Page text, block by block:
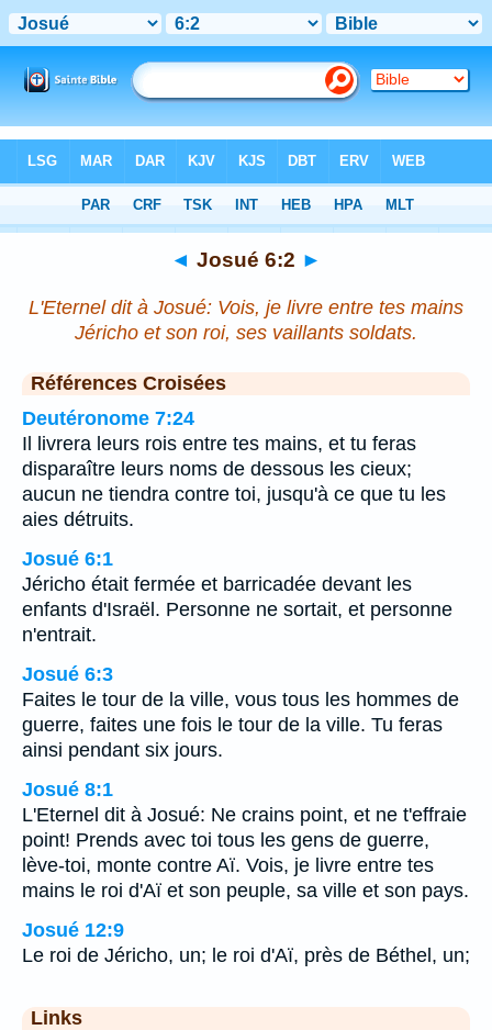
Chapitre 6> Verset 2
◄ Josué 6:2 ►
L'Eternel dit à Josué: Vois, je livre entre tes mains
Jéricho et son roi, ses vaillants soldats.
Références Croisées
Deutéronome 7:24
Il livrera leurs rois entre tes mains, et tu feras
disparaître leurs noms de dessous les cieux;
aucun ne tiendra contre toi, jusqu'à ce que tu les
aies détruits.
Josué 6:1
Jéricho était fermée et barricadée devant les
enfants d'Israël. Personne ne sortait, et personne
n'entrait.
Josué 6:3
Faites le tour de la ville, vous tous les hommes de
guerre, faites une fois le tour de la ville. Tu feras
ainsi pendant six jours.
Josué 8:1
L'Eternel dit à Josué: Ne crains point, et ne t'effraie
point! Prends avec toi tous les gens de guerre,
lève-toi, monte contre Aï. Vois, je livre entre tes
mains le roi d'Aï et son peuple, sa ville et son pays.
Josué 12:9
Le roi de Jéricho, un; le roi d'Aï, près de Béthel, un;
Links